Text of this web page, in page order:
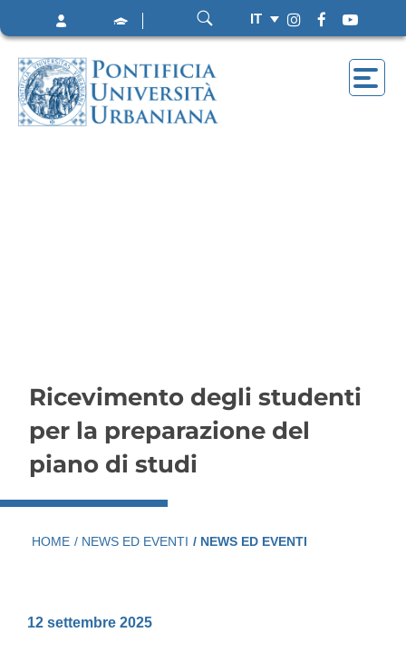
IT
Ricevimento degli studenti
per la preparazione del
piano di studi
HOME / NEWS ED EVENTI / NEWS ED EVENTI
12 settembre 2025